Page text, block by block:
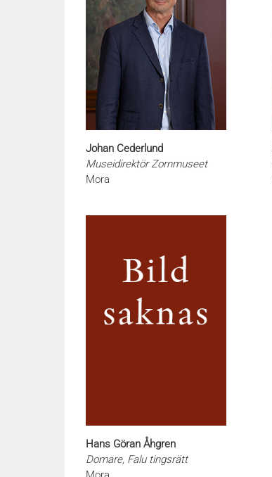
Johan Cederlund
Museidirektör Zornmuseet
Mora
Hans Göran Åhgren
Domare, Falu tingsrätt